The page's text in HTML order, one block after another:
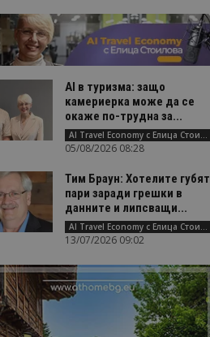
AI в туризма: защо
камериерка може да се
окаже по-трудна за...
AI Travel Economy с Елица Стоилова
05/08/2026 08:28
Тим Браун: Хотелите губят
пари заради грешки в
данните и липсващи...
AI Travel Economy с Елица Стоилова
13/07/2026 09:02